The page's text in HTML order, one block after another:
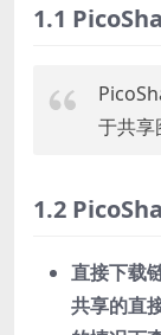
1.1
于共享
1.2
直接下载
共享的直